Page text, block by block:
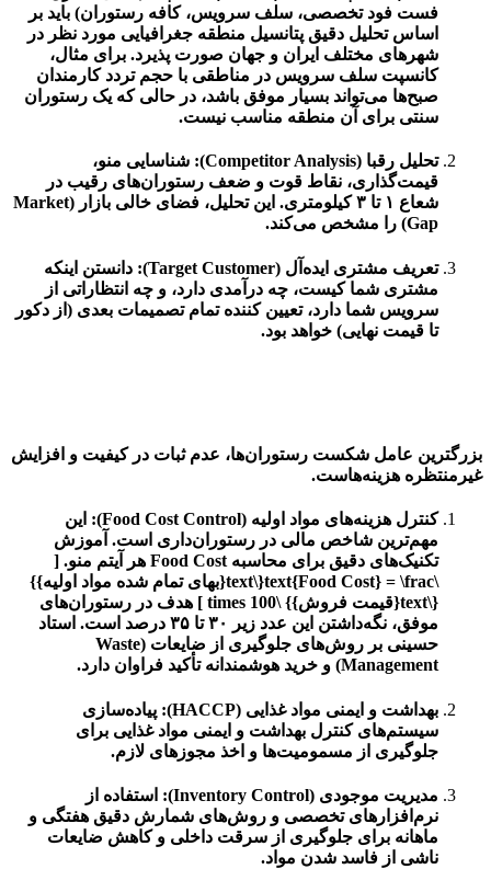
فست فود تخصصی، سلف سرویس، کافه رستوران) باید بر
اساس تحلیل دقیق پتانسیل منطقه جغرافیایی مورد نظر در
شهرهای مختلف ایران و جهان صورت پذیرد. برای مثال،
کانسپت سلف سرویس در مناطقی با حجم تردد کارمندان
صبح‌ها می‌تواند بسیار موفق باشد، در حالی که یک رستوران
سنتی برای آن منطقه مناسب نیست.
تحلیل رقبا (Competitor Analysis):
شناسایی منو،
قیمت‌گذاری، نقاط قوت و ضعف رستوران‌های رقیب در
شعاع ۱ تا ۳ کیلومتری. این تحلیل، فضای خالی بازار (Market
Gap) را مشخص می‌کند.
تعریف مشتری ایده‌آل (Target Customer):
دانستن اینکه
مشتری شما کیست، چه درآمدی دارد، و چه انتظاراتی از
سرویس شما دارد، تعیین کننده تمام تصمیمات بعدی (از دکور
تا قیمت نهایی) خواهد بود.
بزرگترین عامل شکست رستوران‌ها، عدم ثبات در کیفیت و افزایش
غیرمنتظره هزینه‌هاست.
کنترل هزینه‌های مواد اولیه (Food Cost Control):
این
مهم‌ترین شاخص مالی در رستوران‌داری است. آموزش
تکنیک‌های دقیق برای محاسبه Food Cost هر آیتم منو. [
\text{Food Cost} = \frac{\text{بهای تمام شده مواد اولیه}}
{\text{قیمت فروش}} \times 100 ] هدف در رستوران‌های
موفق، نگه‌داشتن این عدد زیر
۳۰ تا ۳۵ درصد
است. استاد
حسینی بر روش‌های جلوگیری از ضایعات (Waste
Management) و خرید هوشمندانه تأکید فراوان دارد.
بهداشت و ایمنی مواد غذایی (HACCP):
پیاده‌سازی
سیستم‌های کنترل بهداشت و ایمنی مواد غذایی برای
جلوگیری از مسمومیت‌ها و اخذ مجوزهای لازم.
مدیریت موجودی (Inventory Control):
استفاده از
نرم‌افزارهای تخصصی و روش‌های شمارش دقیق هفتگی و
ماهانه برای جلوگیری از سرقت داخلی و کاهش ضایعات
ناشی از فاسد شدن مواد.